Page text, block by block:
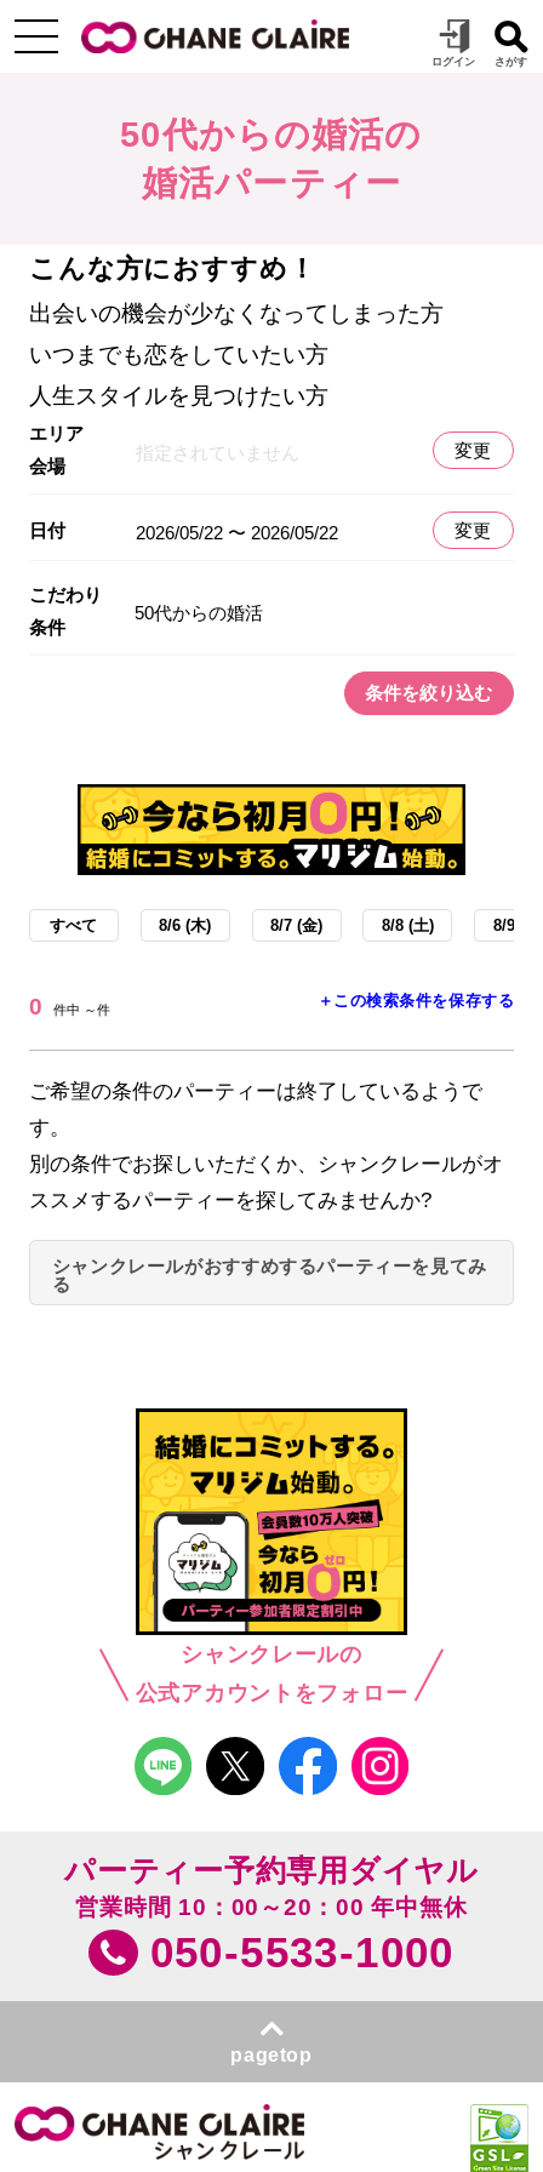
50代からの婚活の
婚活パーティー
こんな方におすすめ！
出会いの機会が少なくなってしまった方
いつまでも恋をしていたい方
人生スタイルを見つけたい方
エリア
会場
指定されていません 変更
日付 2026/05/22 〜 2026/05/22 変更
こだわり
条件
50代からの婚活
条件を絞り込む
すべて 8/6 (木) 8/7 (金) 8/8 (土) 8/9 (日
0 件中 ～件 ＋この検索条件を保存する
ご希望の条件のパーティーは終了しているようで
す。
別の条件でお探しいただくか、シャンクレールがオ
ススメするパーティーを探してみませんか?
シャンクレールがおすすめするパーティーを見てみ
る
シャンクレールの
公式アカウントをフォロー
パーティー予約専用ダイヤル
営業時間 10：00～20：00 年中無休
050-5533-1000
pagetop